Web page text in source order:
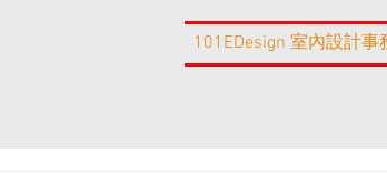
101EDesign 室內設計事